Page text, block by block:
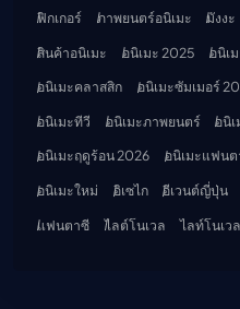
ฟิกเกอร์
ภาพยนตร์อนิเมะ มังงะ
สินค้าอนิเมะ
อนิเมะ 2025 อนิเ
อนิเมะคลาสสิก
อนิเมะซัมเมอร์
อนิเมะทีวี
อนิเมะภาพยนตร์
อนิ
อนิเมะฤดูร้อน 2026
อนิเมะแฟน
อนิเมะใหม่
อิเซไก อีเวนต์ญี่ปุ่น
แฟนตาซี
ไลต์โนเวล ไลท์โนเวล